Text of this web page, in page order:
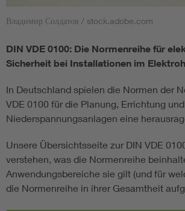
Владимир Солдатов / stock.adobe.com
DIN VDE 0100: Die Normenreihe für
Sicherheit bei Installationen im
In Deutschland spielen die Normen der
VDE 0100 für die Planung, Errichtung
Niederspannungsanlagen eine
Unsere Übersichtsseite zur DIN VDE
verstehen, was die Normenreihe
Anwendungsbereiche sie gilt (und für
die Normenreihe in ihrer Gesamtheit